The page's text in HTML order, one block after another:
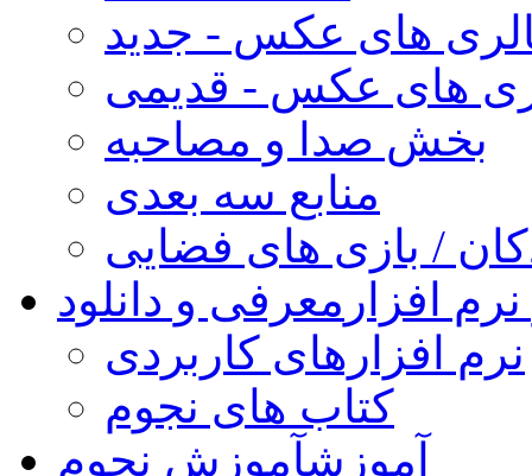
های عکس - جدید
های عکس - قدیمی
بخش صدا و مصاحبه
منابع سه بعدی
/ بازی های فضایی
افزار معرفی و دانلود
نرم افزارهای کاربردی
کتاب های نجوم
آموزشآموزش نجوم